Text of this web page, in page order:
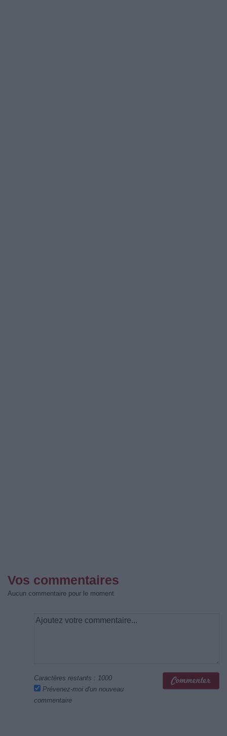
Vos commentaires
Aucun commentaire pour le moment
Caractères restants : 1000
Prévenez-moi d'un nouveau
commentaire